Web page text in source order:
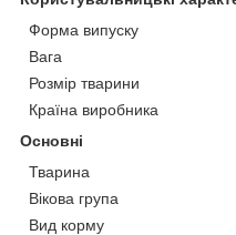
Форма випуску
Вага
Розмір тварини
Країна виробника
Основні
Тварина
Вікова група
Вид корму